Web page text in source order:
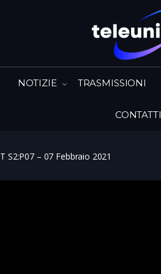
NOTIZIE TRASMISSIONI
CONTATTI
S2:P07 – 07 Febbraio 2021